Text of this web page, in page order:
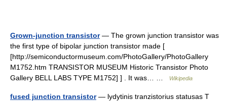
Grown-junction transistor— The grown junction transistor was
the first type of bipolar junction transistor made [
[http://semiconductormuseum.com/PhotoGallery/PhotoGallery
M1752.htm TRANSISTOR MUSEUM Historic Transistor Photo
Gallery BELL LABS TYPE M1752] ] . It was… …
Wikipedia
fused junction transistor— lydytinis tranzistorius statusas T